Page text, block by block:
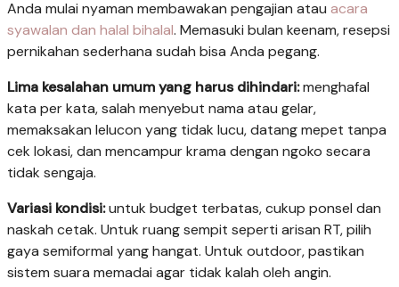
Anda mulai nyaman membawakan pengajian atau acara
syawalan dan halal bihalal. Memasuki bulan keenam, resepsi
pernikahan sederhana sudah bisa Anda pegang.
Lima kesalahan umum yang harus dihindari:menghafal
kata per kata, salah menyebut nama atau gelar,
memaksakan lelucon yang tidak lucu, datang mepet tanpa
cek lokasi, dan mencampur krama dengan ngoko secara
tidak sengaja.
Variasi kondisi:untuk budget terbatas, cukup ponsel dan
naskah cetak. Untuk ruang sempit seperti arisan RT, pilih
gaya semiformal yang hangat. Untuk outdoor, pastikan
sistem suara memadai agar tidak kalah oleh angin.